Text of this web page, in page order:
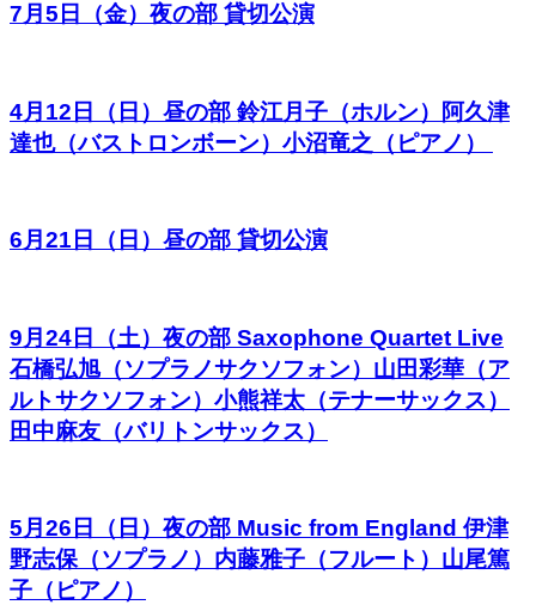
7月5日（金）夜の部 貸切公演
4月12日（日）昼の部 鈴江月子（ホルン）阿久津
達也（バストロンボーン）小沼竜之（ピアノ）
6月21日（日）昼の部 貸切公演
9月24日（土）夜の部 Saxophone Quartet Live
石橋弘旭（ソプラノサクソフォン）山田彩華（ア
ルトサクソフォン）小熊祥太（テナーサックス）
田中麻友（バリトンサックス）
5月26日（日）夜の部 Music from England 伊津
野志保（ソプラノ）内藤雅子（フルート）山尾篤
子（ピアノ）